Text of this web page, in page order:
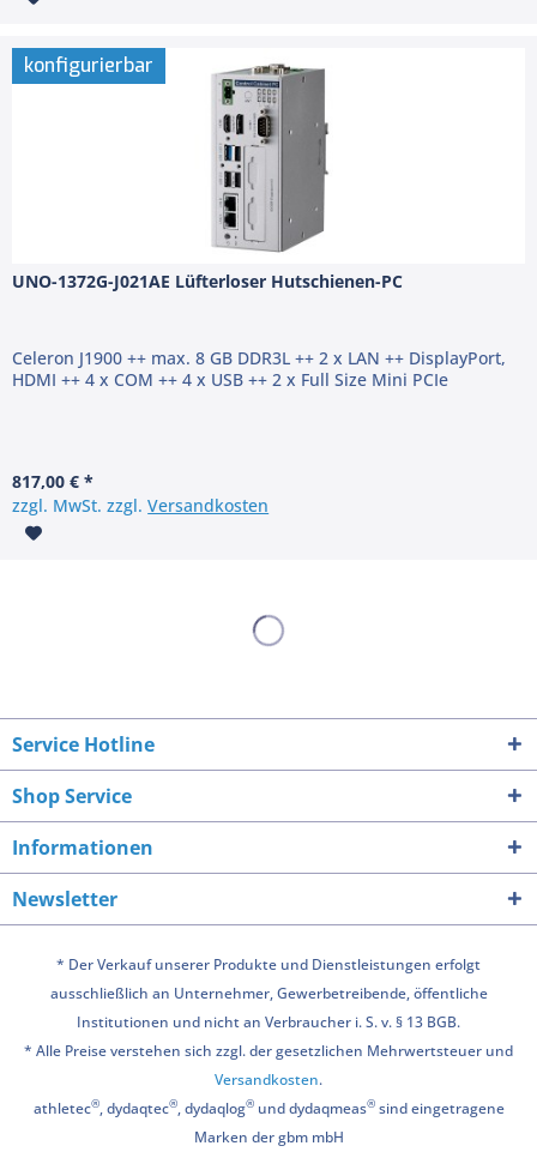
konfigurierbar
UNO-1372G-J021AE Lüfterloser Hutschienen-PC
Celeron J1900 ++ max. 8 GB DDR3L ++ 2 x LAN ++ DisplayPort,
HDMI ++ 4 x COM ++ 4 x USB ++ 2 x Full Size Mini PCIe
817,00 € *
zzgl. MwSt. zzgl.Versandkosten
Service Hotline
Shop Service
Informationen
Newsletter
* Der Verkauf unserer Produkte und Dienstleistungen erfolgt
ausschließlich an Unternehmer, Gewerbetreibende, öffentliche
Institutionen und nicht an Verbraucher i. S. v. § 13 BGB.
* Alle Preise verstehen sich zzgl. der gesetzlichen Mehrwertsteuer und
Versandkosten.
athletec®, dydaqtec®, dydaqlog®und dydaqmeas®sind eingetragene
Marken der gbm mbH